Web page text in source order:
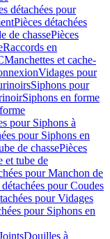
détachées pour
Pièces détachées
de chassePièces
Raccords en
Manchettes et cache-
Vidages pour
Siphons pour
Siphons en forme
pour Siphons à
pour Siphons en
de chassePièces
et tube de
pour Manchon de
détachées pour Coudes
pour Vidages
pour Siphons en
Douilles à